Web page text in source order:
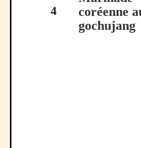
4
coréenne
gochujang